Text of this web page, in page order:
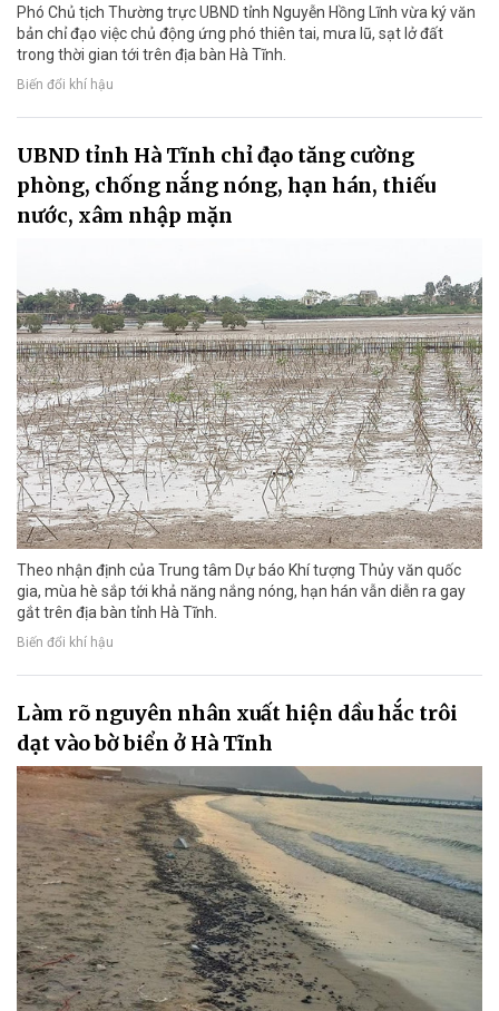
Phó Chủ tịch Thường trực UBND tỉnh Nguyễn Hồng Lĩnh vừa ký văn
bản chỉ đạo việc chủ động ứng phó thiên tai, mưa lũ, sạt lở đất
trong thời gian tới trên địa bàn Hà Tĩnh.
Biến đổi khí hậu
UBND tỉnh Hà Tĩnh chỉ đạo tăng cường
phòng, chống nắng nóng, hạn hán, thiếu
nước, xâm nhập mặn
Theo nhận định của Trung tâm Dự báo Khí tượng Thủy văn quốc
gia, mùa hè sắp tới khả năng nắng nóng, hạn hán vẫn diễn ra gay
gắt trên địa bàn tỉnh Hà Tĩnh.
Biến đổi khí hậu
Làm rõ nguyên nhân xuất hiện dầu hắc trôi
dạt vào bờ biển ở Hà Tĩnh